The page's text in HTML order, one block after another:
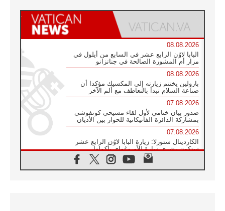
08.08.2026
البابا لاوُن الرابع عشر في السابع من أيلول في
مزار أم المشورة الصالحة في جناتزانو
08.08.2026
بارولين يختتم زيارته إلى المكسيك مؤكدا أن
صناعة السلام تبدأ بالتعاطف مع ألم الآخر
07.08.2026
صدور بيان ختامي لأول لقاء مسيحي كونفوشي
بمشاركة الدائرة الفاتيكانية للحوار بين الأديان
07.08.2026
الكاردينال ستورلا: زيارة البابا لاوُن الرابع عشر
ستكون بشرى سارة للأوروغواي بأكملها
الفاتيكان يعلن برنامج الزيارة الرسولية للبابا لاوُن